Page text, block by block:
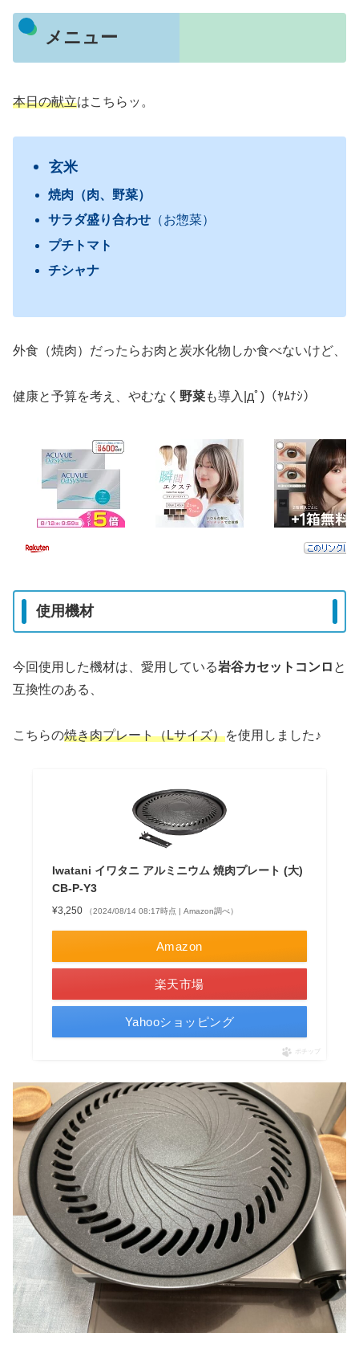
メニュー
本日の献立はこちらッ。
玄米
焼肉（肉、野菜）
サラダ盛り合わせ （お惣菜）
プチトマト
チシャナ
外食（焼肉）だったらお肉と炭水化物しか食べないけど、
健康と予算を考え、やむなく 野菜も導入|дﾟ)（ﾔﾑﾅｼ）
使用機材
今回使用した機材は、愛用している岩谷カセットコンロ と
互換性のある、
こちらの焼き肉プレート（Lサイズ）を使用しました♪
Iwatani イワタニ アルミニウム 焼肉プレート (大)
CB-P-Y3
¥3,250 （2024/08/14 08:17時点 | Amazon調べ）
Amazon
楽天市場
Yahooショッピング
ポチップ